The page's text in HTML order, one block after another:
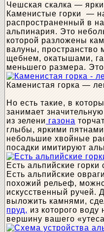
Чешская скалка —
Каменистые горки —
распространенный в
альпинария. Это
которой разложены
валуны, пространство
щебнем, окатышами,
меньшего размера. Это
Каменистая горка —
Но есть такие, в
занимает
из зелени газона
глыбы, яркими
небольшие хвойные
посадки имитируют
Есть альпийские
Есть альпийские
похожий рельеф,
искусственный ручей.
выложить камнями,
пруд, из которого воду
вершину вашего